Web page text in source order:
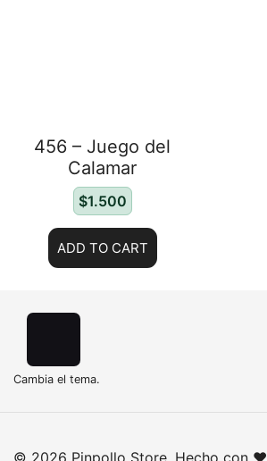
456 – Juego del
Calamar
$1.500
ADD TO CART
Cambia el tema.
© 2026 Pinpollo Store. Hecho con ❤️